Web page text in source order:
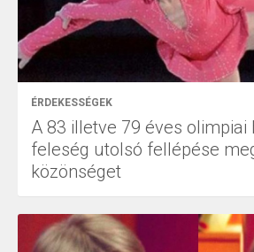
ÉRDEKESSÉGEK
A 83 illetve 79 éves olimpiai
feleség utolsó fellépése
közönséget